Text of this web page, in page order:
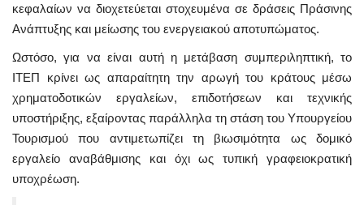
κεφαλαίων να διοχετεύεται στοχευμένα σε δράσεις Πράσινης
Ανάπτυξης και μείωσης του ενεργειακού αποτυπώματος.
Ωστόσο, για να είναι αυτή η μετάβαση συμπεριληπτική, το
ΙΤΕΠ κρίνει ως απαραίτητη την αρωγή του κράτους μέσω
χρηματοδοτικών εργαλείων, επιδοτήσεων και τεχνικής
υποστήριξης, εξαίροντας παράλληλα τη στάση του Υπουργείου
Τουρισμού που αντιμετωπίζει τη βιωσιμότητα ως δομικό
εργαλείο αναβάθμισης και όχι ως τυπική γραφειοκρατική
υποχρέωση.